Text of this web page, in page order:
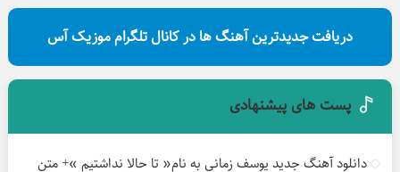
دریافت جدیدترین آهنگ ها در کانال تلگرام موزیک آس
پست های پیشنهادی
دانلود آهنگ جدید یوسف زمانی به نام« تا حالا نداشتیم »+ متن